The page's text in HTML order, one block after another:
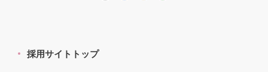
採用サイトトップ